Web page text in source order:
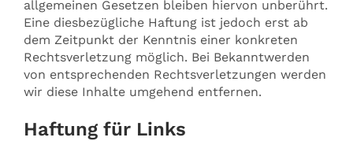
allgemeinen Gesetzen bleiben hiervon unberührt.
Eine diesbezügliche Haftung ist jedoch erst ab
dem Zeitpunkt der Kenntnis einer konkreten
Rechtsverletzung möglich. Bei Bekanntwerden
von entsprechenden Rechtsverletzungen werden
wir diese Inhalte umgehend entfernen.
Haftung für Links